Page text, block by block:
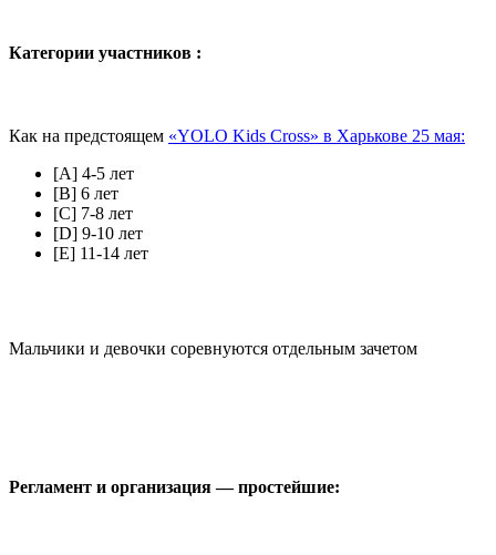
Категории участников :
Как на предстоящем «YOLO Kids Cross» в Харькове 25 мая:
[A] 4-5 лет
[В] 6 лет
[С] 7-8 лет
[D] 9-10 лет
[Е] 11-14 лет
Мальчики и девочки соревнуются отдельным зачетом
Регламент и организация — простейшие: